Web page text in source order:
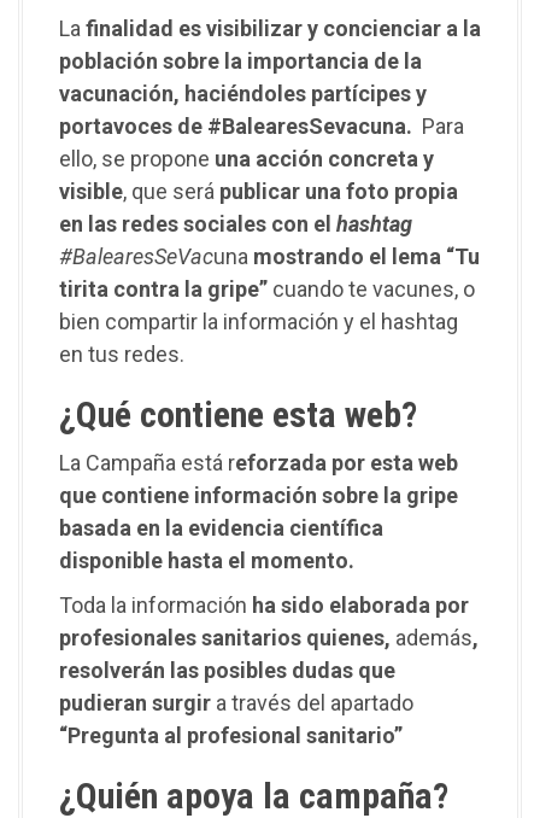
La finalidad es visibilizar y concienciar a la
población sobre la importancia de la
vacunación, haciéndoles partícipes y
portavoces de #BalearesSevacuna. Para
ello, se propone una acción concreta y
visible, que será publicar una foto propia
en las redes sociales con el hashtag
#BalearesSeVacuna mostrando el lema “Tu
tirita contra la gripe” cuando te vacunes, o
bien compartir la información y el hashtag
en tus redes.
¿Qué contiene esta web?
La Campaña está reforzada por esta web
que contiene información sobre la gripe
basada en la evidencia científica
disponible hasta el momento.
Toda la información ha sido elaborada por
profesionales sanitarios quienes, además,
resolverán las posibles dudas que
pudieran surgir a través del apartado
“Pregunta al profesional sanitario”
¿Quién apoya la campaña?